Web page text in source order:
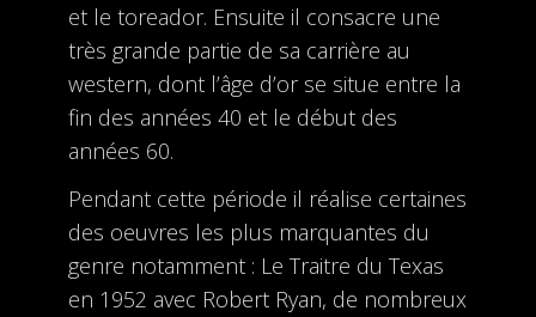
et le toreador. Ensuite il consacre une
très grande partie de sa carrière au
western, dont l’âge d’or se situe entre la
fin des années 40 et le début des
années 60.
Pendant cette période il réalise certaines
des oeuvres les plus marquantes du
genre notamment : Le Traitre du Texas
en 1952 avec Robert Ryan, de nombreux